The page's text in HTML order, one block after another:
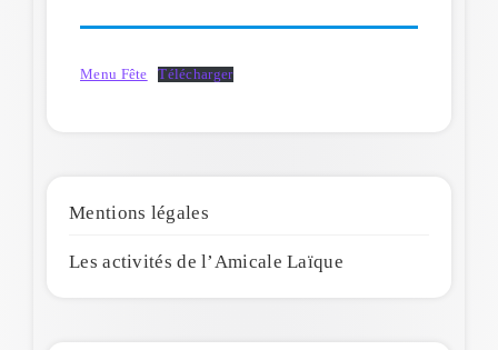
Menu Fête Télécharger
Mentions légales
Les activités de l’Amicale Laïque